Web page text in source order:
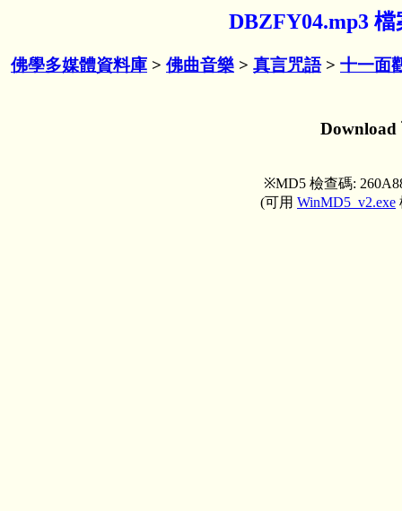
DBZFY04.mp3
佛學多媒體資料庫 > 佛曲音樂 > 真言咒語> 十一面
※MD5 檢查碼:
(可用 WinMD5_v2.exe